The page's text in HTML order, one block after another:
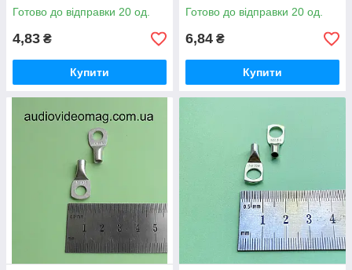
Готово до відправки 20 од.
4,83 ₴
Купити
Готово до відправки 20 од.
6,84 ₴
Купити